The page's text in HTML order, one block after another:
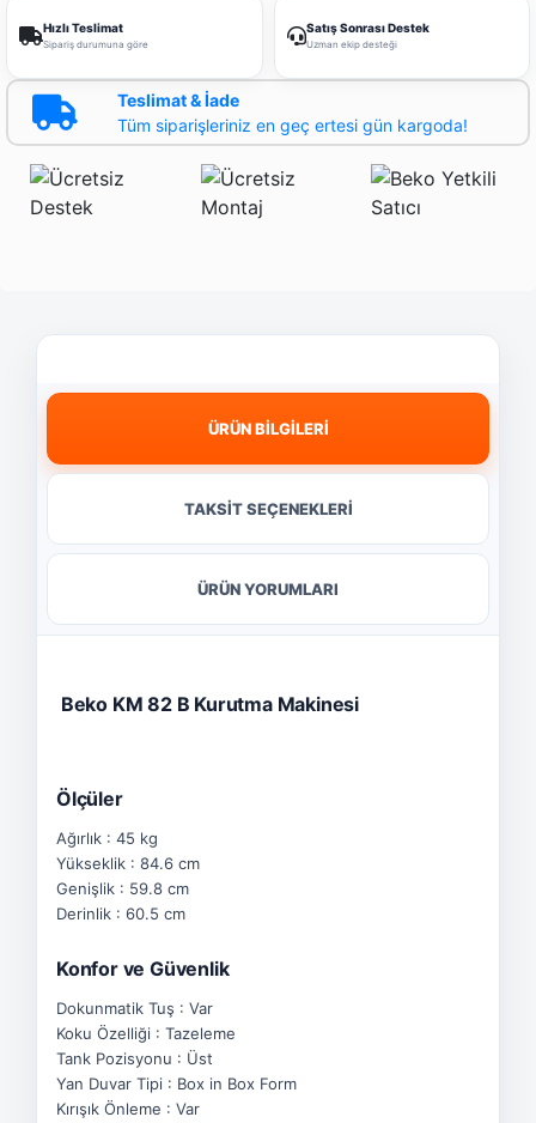
Hızlı Teslimat
Sipariş durumuna göre
Satış Sonrası Destek
Uzman ekip desteği
Teslimat & İade
Tüm siparişleriniz en geç ertesi gün kargoda!
ÜRÜN BİLGİLERİ
TAKSİT SEÇENEKLERİ
ÜRÜN YORUMLARI
Beko KM 82 B Kurutma Makinesi
Ölçüler
Ağırlık : 45 kg
Yükseklik : 84.6 cm
Genişlik : 59.8 cm
Derinlik : 60.5 cm
Konfor ve Güvenlik
Dokunmatik Tuş : Var
Koku Özelliği : Tazeleme
Tank Pozisyonu : Üst
Yan Duvar Tipi : Box in Box Form
Kırışık Önleme : Var